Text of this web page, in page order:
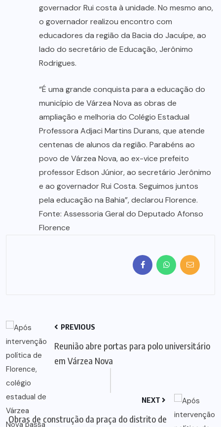
governador Rui costa à unidade. No mesmo ano,
o governador realizou encontro com
educadores da região da Bacia do Jacuípe, ao
lado do secretário de Educação, Jerônimo
Rodrigues.
“É uma grande conquista para a educação do
município de Várzea Nova as obras de
ampliação e melhoria do Colégio Estadual
Professora Adjaci Martins Durans, que atende
centenas de alunos da região. Parabéns ao
povo de Várzea Nova, ao ex-vice prefeito
professor Edson Júnior, ao secretário Jerônimo
e ao governador Rui Costa. Seguimos juntos
pela educação na Bahia”, declarou Florence.
Fonte: Assessoria Geral do Deputado Afonso
Florence
PREVIOUS
Reunião abre portas para polo universitário
em Várzea Nova
NEXT
Obras de construção da praça do distrito de